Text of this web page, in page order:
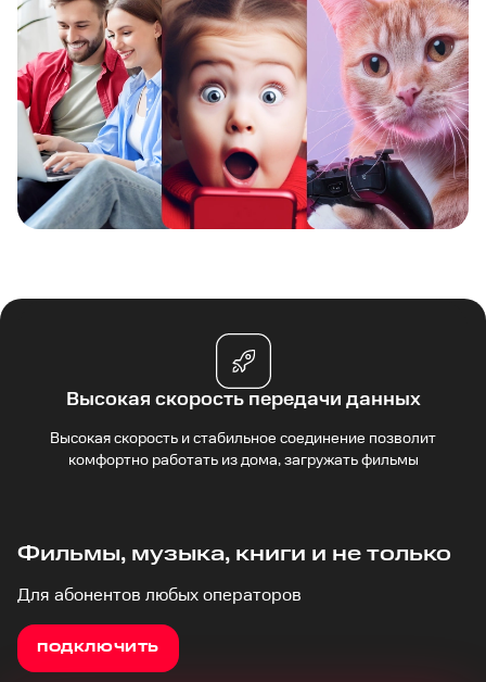
Высокая скорость передачи данных
Высокая скорость и стабильное соединение позволит
комфортно работать из дома, загружать фильмы
Фильмы, музыка, книги и не только
Для абонентов любых операторов
ПОДКЛЮЧИТЬ